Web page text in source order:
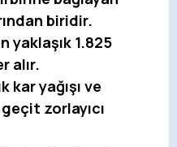
biridir.
yaklaşık 1.825
alır.
kar yağışı ve
zorlayıcı